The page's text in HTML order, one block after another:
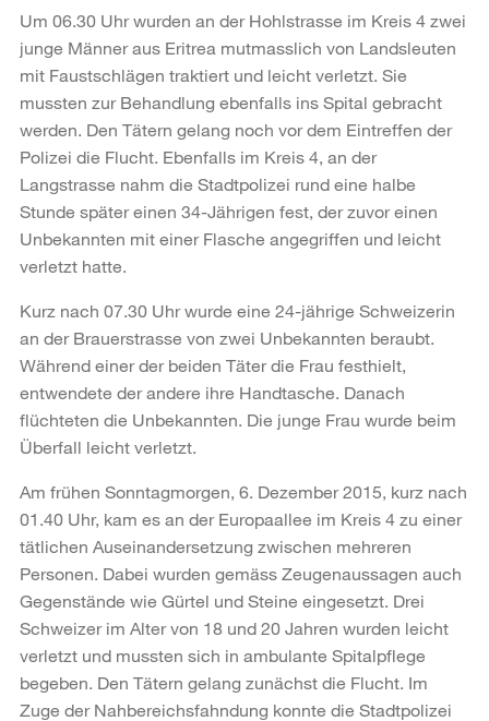
Um 06.30 Uhr wurden an der Hohlstrasse im Kreis 4 zwei
junge Männer aus Eritrea mutmasslich von Landsleuten
mit Faustschlägen traktiert und leicht verletzt. Sie
mussten zur Behandlung ebenfalls ins Spital gebracht
werden. Den Tätern gelang noch vor dem Eintreffen der
Polizei die Flucht. Ebenfalls im Kreis 4, an der
Langstrasse nahm die Stadtpolizei rund eine halbe
Stunde später einen 34-Jährigen fest, der zuvor einen
Unbekannten mit einer Flasche angegriffen und leicht
verletzt hatte.
Kurz nach 07.30 Uhr wurde eine 24-jährige Schweizerin
an der Brauerstrasse von zwei Unbekannten beraubt.
Während einer der beiden Täter die Frau festhielt,
entwendete der andere ihre Handtasche. Danach
flüchteten die Unbekannten. Die junge Frau wurde beim
Überfall leicht verletzt.
Am frühen Sonntagmorgen, 6. Dezember 2015, kurz nach
01.40 Uhr, kam es an der Europaallee im Kreis 4 zu einer
tätlichen Auseinandersetzung zwischen mehreren
Personen. Dabei wurden gemäss Zeugenaussagen auch
Gegenstände wie Gürtel und Steine eingesetzt. Drei
Schweizer im Alter von 18 und 20 Jahren wurden leicht
verletzt und mussten sich in ambulante Spitalpflege
begeben. Den Tätern gelang zunächst die Flucht. Im
Zuge der Nahbereichsfahndung konnte die Stadtpolizei